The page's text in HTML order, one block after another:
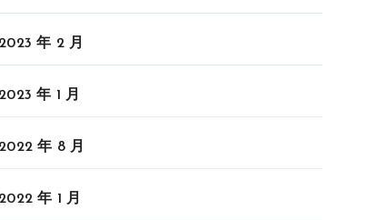
2023 年 2 月
2023 年 1 月
2022 年 8 月
2022 年 1 月